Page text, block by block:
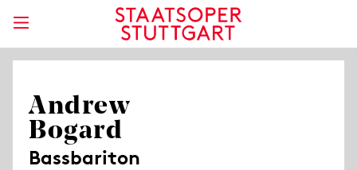
Andrew
Bogard
Bassbariton